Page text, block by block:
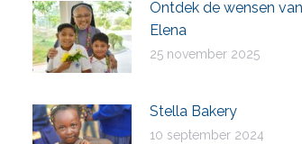
Ontdek de wensen
Elena
25 november 2025
Stella Bakery
10 september 2024